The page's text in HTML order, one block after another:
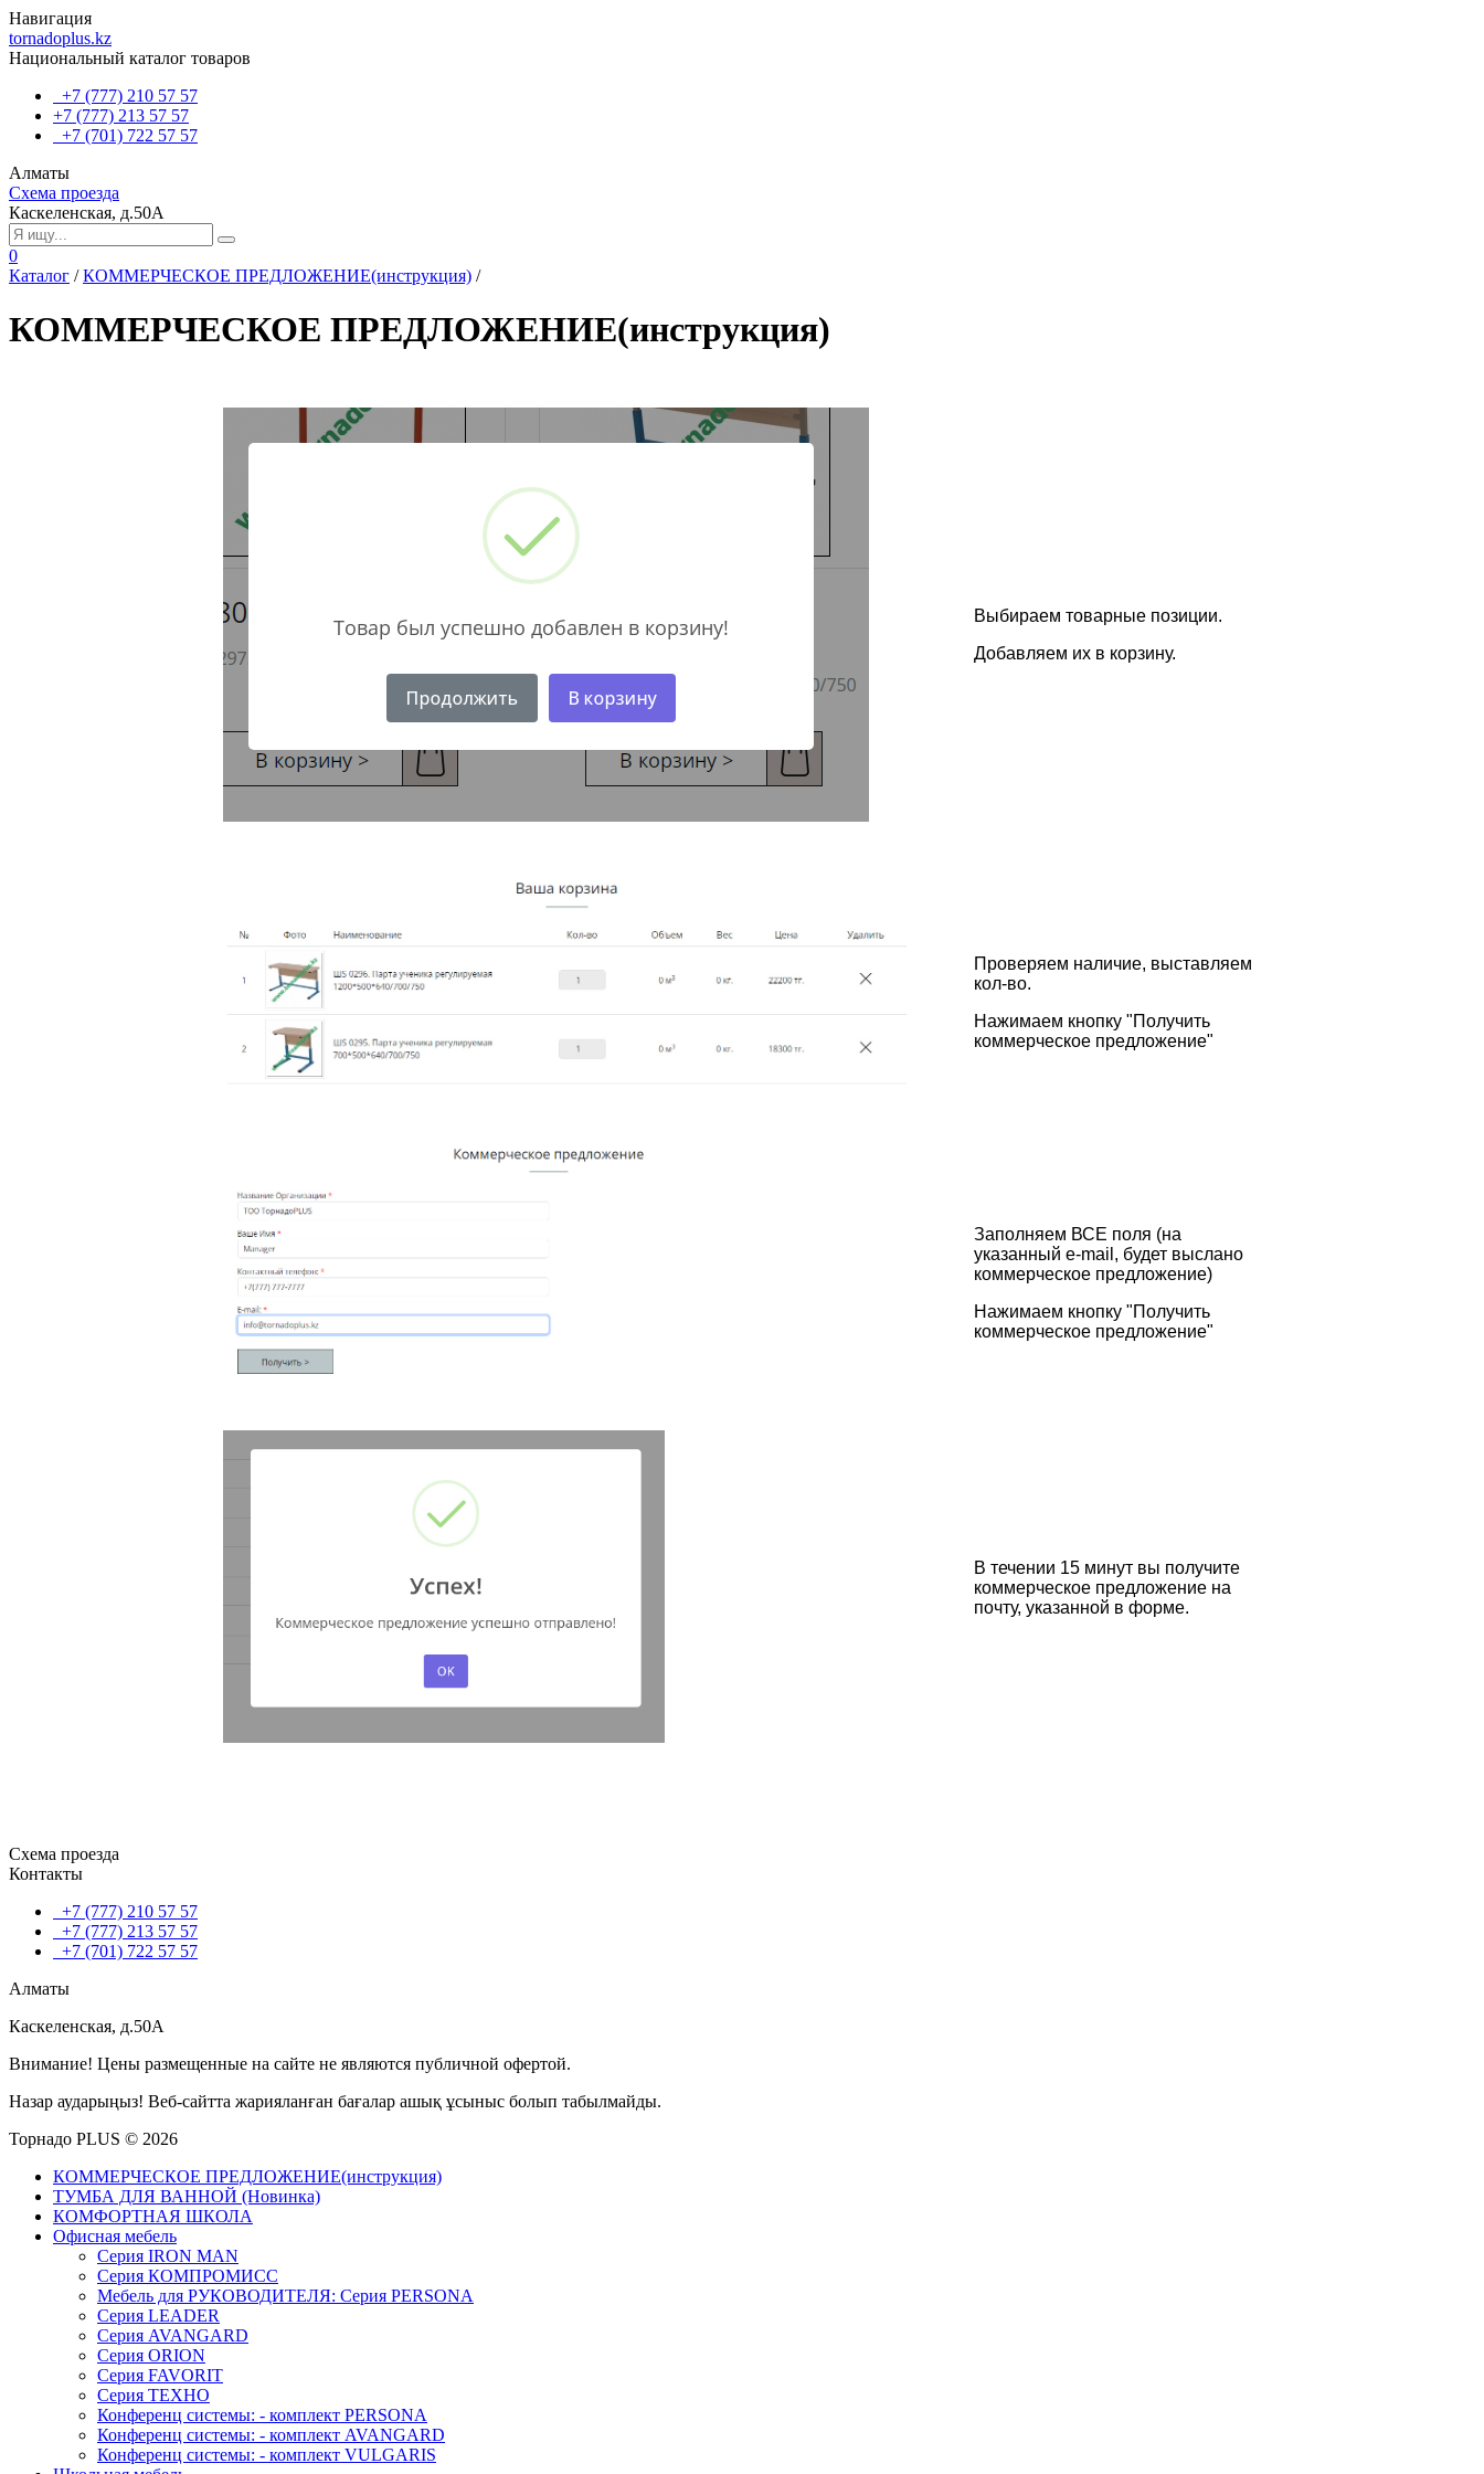
Навигация
tornadoplus.kz
Национальный каталог товаров
+7 (777) 210 57 57
+7 (777) 213 57 57
+7 (701) 722 57 57
Алматы
Схема проезда
Каскеленская, д.50А
0
Каталог /КОММЕРЧЕСКОЕ ПРЕДЛОЖЕНИЕ(инструкция) /
КОММЕРЧЕСКОЕ ПРЕДЛОЖЕНИЕ(инструкция)
Выбираем товарные позиции.
Добавляем их в корзину.
Проверяем наличие, выставляем
кол-во.
Нажимаем кнопку "Получить
коммерческое предложение"
Заполняем ВСЕ поля (на
указанный e-mail, будет выслано
коммерческое предложение)
Нажимаем кнопку "Получить
коммерческое предложение"
В течении 15 минут вы получите
коммерческое предложение на
почту, указанной в форме.
Схема проезда
Контакты
+7 (777) 210 57 57
+7 (777) 213 57 57
+7 (701) 722 57 57
Алматы
Каскеленская, д.50А
Внимание! Цены размещенные на сайте не являются публичной офертой.
Назар аударыңыз! Веб-сайтта жарияланған бағалар ашық ұсыныс болып табылмайды.
Торнадо PLUS © 2026
КОММЕРЧЕСКОЕ ПРЕДЛОЖЕНИЕ(инструкция)
ТУМБА ДЛЯ ВАННОЙ (Новинка)
КОМФОРТНАЯ ШКОЛА
Офисная мебель
Серия IRON MAN
Серия КОМПРОМИСС
Мебель для РУКОВОДИТЕЛЯ: Серия PERSONA
Серия LEADER
Серия AVANGARD
Серия ORION
Серия FAVORIT
Серия ТЕХНО
Конференц системы: - комплект PERSONA
Конференц системы: - комплект AVANGARD
Конференц системы: - комплект VULGARIS